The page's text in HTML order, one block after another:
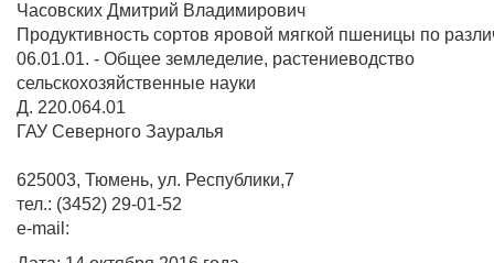
Часовских Дмитрий Владимирович
Продуктивность сортов яровой мягкой пшеницы по
06.01.01. - Общее земледелие, растениеводство
сельскохозяйственные науки
Д. 220.064.01
ГАУ Северного Зауралья
625003, Тюмень, ул. Республики,7
тел.: (3452) 29-01-52
e-mail: